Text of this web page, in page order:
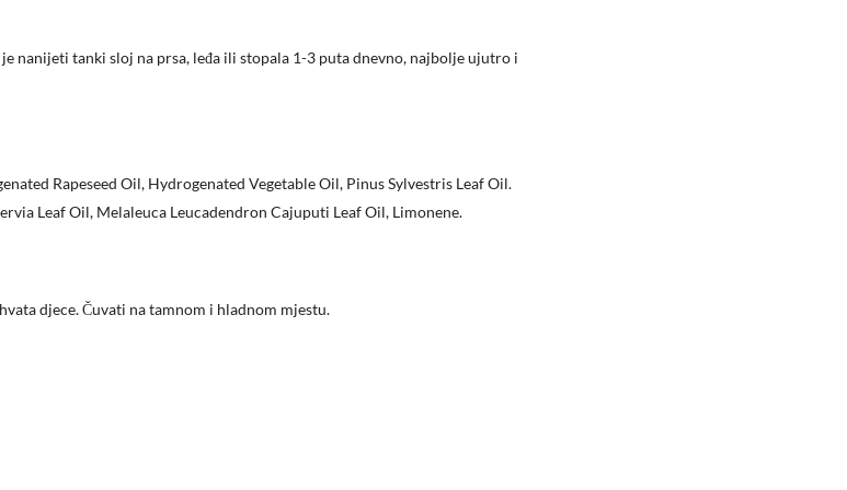
nanijeti tanki sloj na prsa, leđa ili stopala 1-3 puta dnevno, najbolje ujutro i
Rapeseed Oil, Hydrogenated Vegetable Oil, Pinus Sylvestris Leaf Oil.
Leaf Oil, Melaleuca Leucadendron Cajuputi Leaf Oil, Limonene.
djece. Čuvati na tamnom i hladnom mjestu.